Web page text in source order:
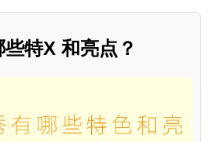
特X 和亮点？